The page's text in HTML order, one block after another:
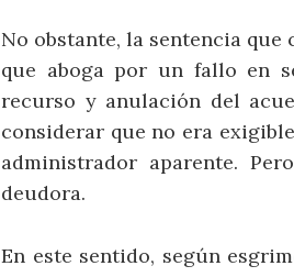
No obstante, la sentencia
que aboga por un fallo en
recurso y anulación del
considerar que no era
administrador aparente.
deudora.
En este sentido, según